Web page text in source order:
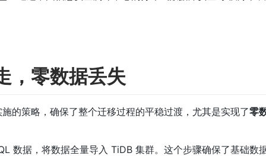
，零数据丢失
的策略，确保了整个迁移过程的平稳过渡，尤其是实现了零
数据，将数据全量导入 TiDB 集群。这个步骤确保了基础数